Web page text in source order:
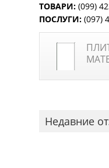
ТОВАРИ: (099)
ПОСЛУГИ: (097)
Недавние